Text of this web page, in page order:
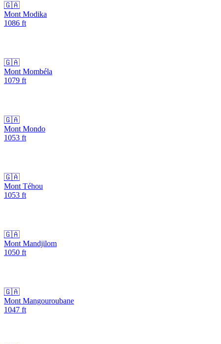
🇬🇦
Mont Modika
1086 ft
🇬🇦
Mont Mombéla
1079 ft
🇬🇦
Mont Mondo
1053 ft
🇬🇦
Mont Téhou
1053 ft
🇬🇦
Mont Mandjilom
1050 ft
🇬🇦
Mont Mangouroubane
1047 ft